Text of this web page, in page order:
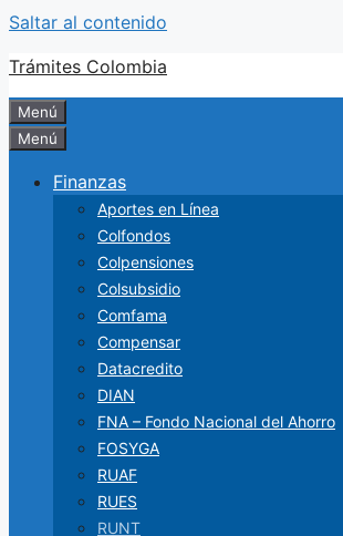
Saltar al contenido
Trámites Colombia
Menú
Menú
Finanzas
Aportes en Línea
Colfondos
Colpensiones
Colsubsidio
Comfama
Compensar
Datacredito
DIAN
FNA – Fondo Nacional del Ahorro
FOSYGA
RUAF
RUES
RUNT